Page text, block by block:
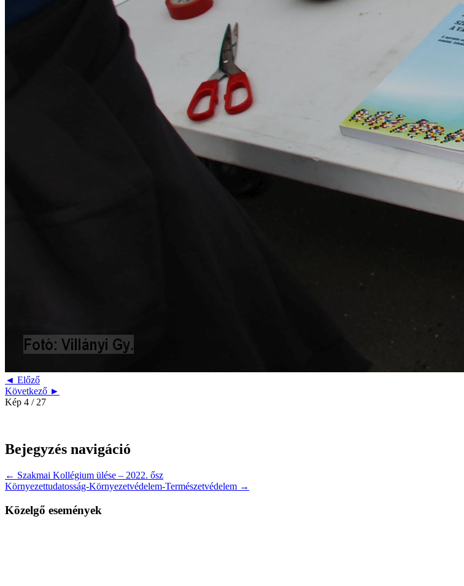
◄ Előző
Következő ►
Kép 4 / 27
Bejegyzés navigáció
← Szakmai Kollégium ülése – 2022. ősz
Környezettudatosság-Környezetvédelem-Természetvédelem →
Közelgő események